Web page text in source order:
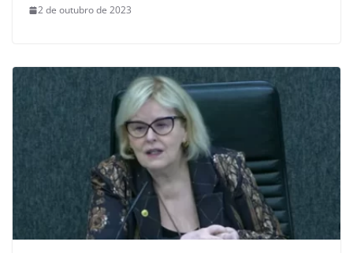
2 de outubro de 2023